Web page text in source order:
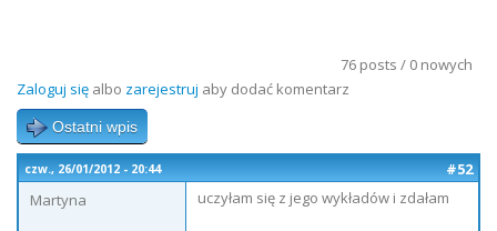
76 posts / 0 nowych
Zaloguj się albo zarejestruj aby dodać komentarz
Ostatni wpis
czw., 26/01/2012 - 20:44
#52
Martyna
uczyłam się z jego wykładów i zdałam